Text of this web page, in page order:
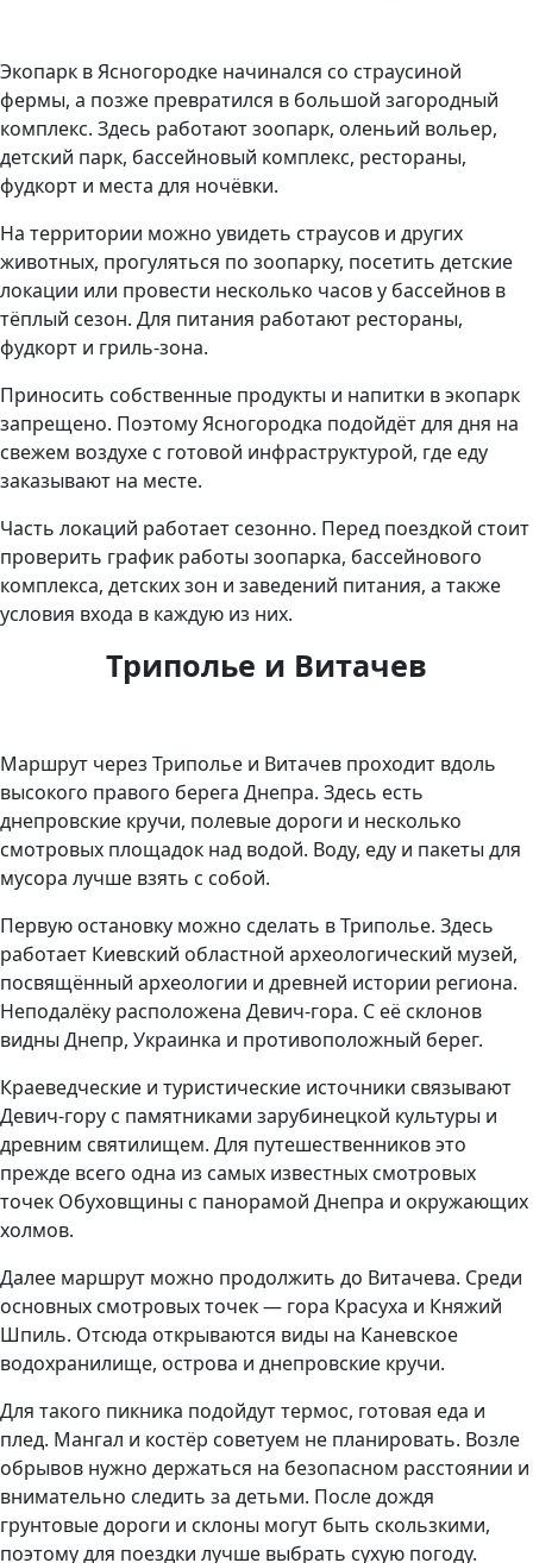
Экопарк в Ясногородке начинался со страусиной
фермы, а позже превратился в большой загородный
комплекс. Здесь работают зоопарк, оленьий вольер,
детский парк, бассейновый комплекс, рестораны,
фудкорт и места для ночёвки.
На территории можно увидеть страусов и других
животных, прогуляться по зоопарку, посетить детские
локации или провести несколько часов у бассейнов в
тёплый сезон. Для питания работают рестораны,
фудкорт и гриль-зона.
Приносить собственные продукты и напитки в экопарк
запрещено. Поэтому Ясногородка подойдёт для дня на
свежем воздухе с готовой инфраструктурой, где еду
заказывают на месте.
Часть локаций работает сезонно. Перед поездкой стоит
проверить график работы зоопарка, бассейнового
комплекса, детских зон и заведений питания, а также
условия входа в каждую из них.
Триполье и Витачев
Маршрут через Триполье и Витачев проходит вдоль
высокого правого берега Днепра. Здесь есть
днепровские кручи, полевые дороги и несколько
смотровых площадок над водой. Воду, еду и пакеты для
мусора лучше взять с собой.
Первую остановку можно сделать в Триполье. Здесь
работает Киевский областной археологический музей,
посвящённый археологии и древней истории региона.
Неподалёку расположена Девич-гора. С её склонов
видны Днепр, Украинка и противоположный берег.
Краеведческие и туристические источники связывают
Девич-гору с памятниками зарубинецкой культуры и
древним святилищем. Для путешественников это
прежде всего одна из самых известных смотровых
точек Обуховщины с панорамой Днепра и окружающих
холмов.
Далее маршрут можно продолжить до Витачева. Среди
основных смотровых точек — гора Красуха и Княжий
Шпиль. Отсюда открываются виды на Каневское
водохранилище, острова и днепровские кручи.
Для такого пикника подойдут термос, готовая еда и
плед. Мангал и костёр советуем не планировать. Возле
обрывов нужно держаться на безопасном расстоянии и
внимательно следить за детьми. После дождя
грунтовые дороги и склоны могут быть скользкими,
поэтому для поездки лучше выбрать сухую погоду.